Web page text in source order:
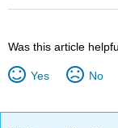
Was this article
Yes No